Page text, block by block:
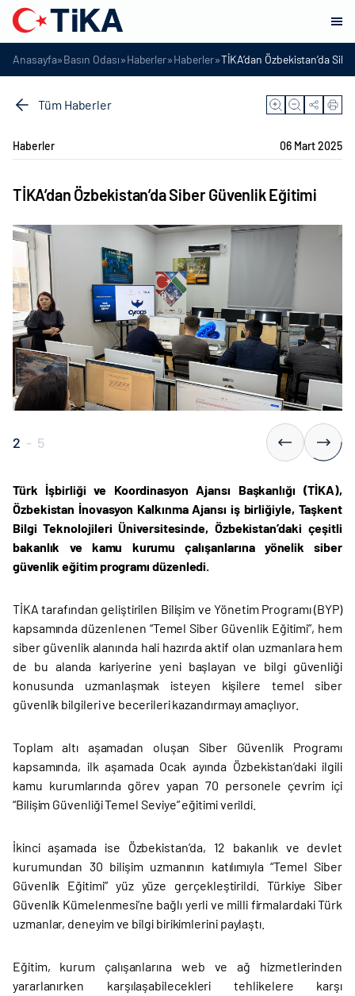
Anasayfa»Basın Odası»Haberler»Haberler»TİKA’dan Özbekistan’da
Tüm Haberler
Haberler 06 Mart 2025
TİKA’dan Özbekistan’da Siber Güvenlik Eğitimi
2 - 5
Türk İşbirliği ve Koordinasyon Ajansı Başkanlığı (TİKA),
Özbekistan İnovasyon Kalkınma Ajansı iş birliğiyle, Taşkent
Bilgi Teknolojileri Üniversitesinde, Özbekistan’daki çeşitli
bakanlık ve kamu kurumu çalışanlarına yönelik siber
güvenlik eğitim programı düzenledi.
TİKA tarafından geliştirilen Bilişim ve Yönetim Programı (BYP)
kapsamında düzenlenen “Temel Siber Güvenlik Eğitimi”, hem
siber güvenlik alanında hali hazırda aktif olan uzmanlara hem
de bu alanda kariyerine yeni başlayan ve bilgi güvenliği
konusunda uzmanlaşmak isteyen kişilere temel siber
güvenlik bilgileri ve becerileri kazandırmayı amaçlıyor.
Toplam altı aşamadan oluşan Siber Güvenlik Programı
kapsamında, ilk aşamada Ocak ayında Özbekistan’daki ilgili
kamu kurumlarında görev yapan 70 personele çevrim içi
“Bilişim Güvenliği Temel Seviye” eğitimi verildi.
İkinci aşamada ise Özbekistan’da, 12 bakanlık ve devlet
kurumundan 30 bilişim uzmanının katılımıyla “Temel Siber
Güvenlik Eğitimi” yüz yüze gerçekleştirildi. Türkiye Siber
Güvenlik Kümelenmesi’ne bağlı yerli ve milli firmalardaki Türk
uzmanlar, deneyim ve bilgi birikimlerini paylaştı.
Eğitim, kurum çalışanlarına web ve ağ hizmetlerinden
yararlanırken karşılaşabilecekleri tehlikelere karşı